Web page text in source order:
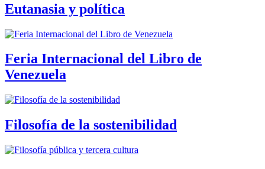
Eutanasia y política
Feria Internacional del Libro de
Venezuela
Filosofía de la sostenibilidad